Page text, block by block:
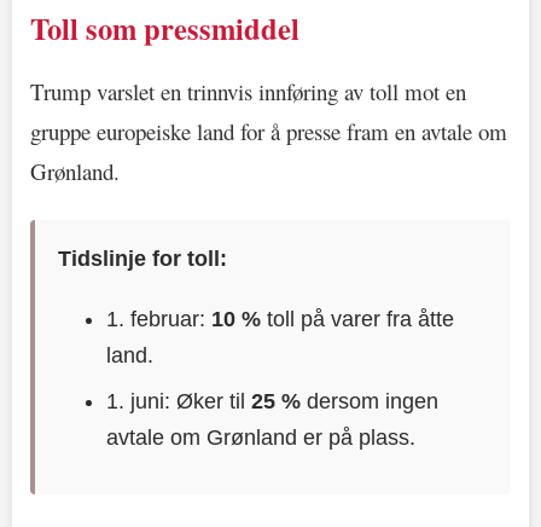
Toll som pressmiddel
Trump varslet en trinnvis innføring av toll mot en
gruppe europeiske land for å presse fram en avtale om
Grønland.
Tidslinje for toll:
1. februar: 10 % toll på varer fra åtte
land.
1. juni: Øker til25 % dersom ingen
avtale om Grønland er på plass.